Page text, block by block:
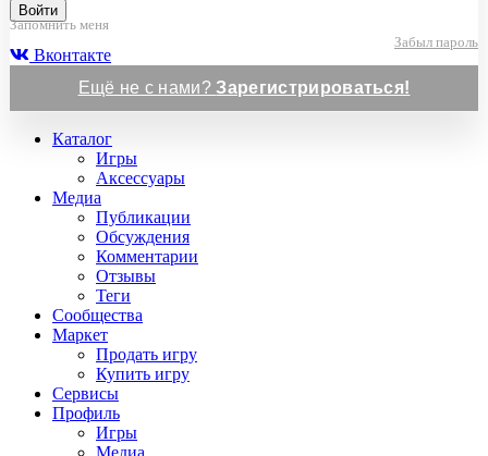
Войти
Запомнить меня
Забыл пароль
Вконтакте
Ещё не с нами?Зарегистрироваться!
Каталог
Игры
Аксессуары
Медиа
Публикации
Обсуждения
Комментарии
Отзывы
Теги
Сообщества
Маркет
Продать игру
Купить игру
Сервисы
Профиль
Игры
Медиа